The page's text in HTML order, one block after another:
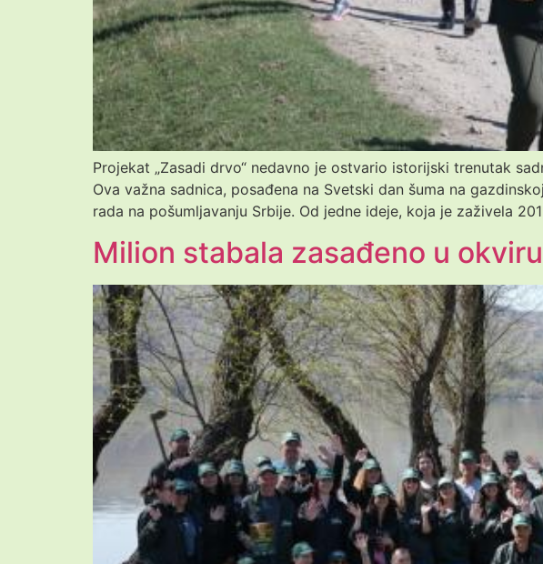
Projekat „Zasadi drvo“ nedavno je ostvario istorijski trenutak
Ova važna sadnica, posađena na Svetski dan šuma na
rada na pošumljavanju Srbije. Od jedne ideje, koja je zaživela
Milion stabala zasađeno u